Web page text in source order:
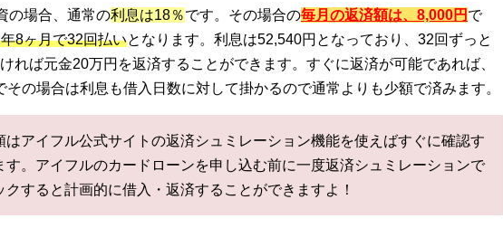
の場合、通常の利息は18％です。その場合の毎月の返済額は、8,000円 で
8ヶ月で32回払いとなります。利息は52,540円となっており、32回ずっと
れば元金20万円を返済することができます。すぐに返済が可能であれば、
その場合は利息も借入日数に対して掛かるので通常よりも少額で済みます。
はアイフル公式サイトの返済シュミレーション機能を使えばすぐに確認す
す。アイフルのカードローンを申し込む前に一度返済シュミレーションで
クすると計画的に借入・返済することができますよ！